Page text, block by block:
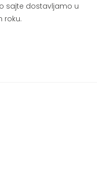
sajte dostavljamo u
roku.